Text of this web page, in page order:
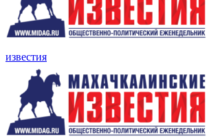
известия